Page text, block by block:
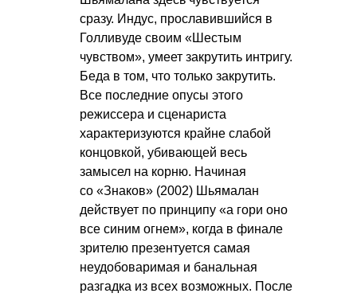
сразу. Индус, прославившийся в
Голливуде своим «Шестым
чувством», умеет закрутить интригу.
Беда в том, что только закрутить.
Все последние опусы этого
режиссера и сценариста
характеризуются крайне слабой
концовкой, убивающей весь
замысел на корню. Начиная
со «Знаков» (2002) Шьямалан
действует по принципу «а гори оно
все синим огнем», когда в финале
зрителю презентуется самая
неудобоваримая и банальная
разгадка из всех возможных. После